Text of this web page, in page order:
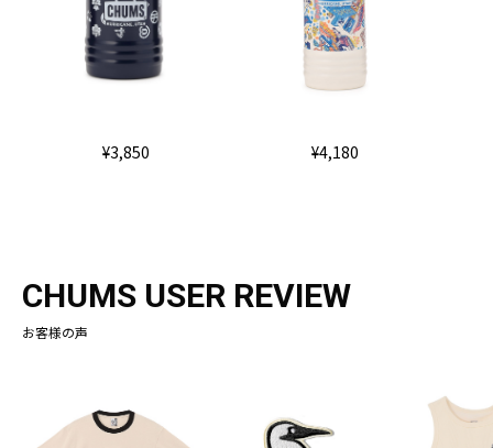
¥3,850 ¥4,180
CHUMS USER REVIEW
お客様の声